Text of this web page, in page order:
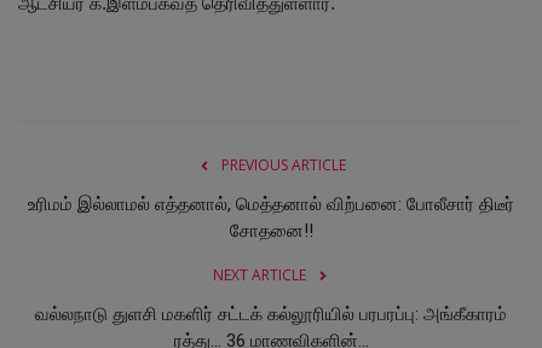
PREVIOUS ARTICLE
உரிமம் இல்லாமல் எத்தனால், மெத்தனால் விற்பனை: போலீசார் திடீர்
சோதனை!!
NEXT ARTICLE
வல்லநாடு துளசி மகளிர் சட்டக் கல்லூரியில் பரபரப்பு: அங்கீகாரம்
ரத்து... 36 மாணவிகளின்...